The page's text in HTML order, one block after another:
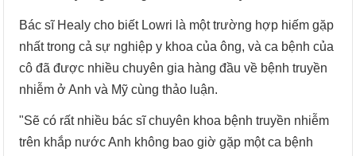
Bác sĩ Healy cho biết Lowri là một trường hợp hiếm gặp
nhất trong cả sự nghiệp y khoa của ông, và ca bệnh của
cô đã được nhiều chuyên gia hàng đầu về bệnh truyền
nhiễm ở Anh và Mỹ cùng thảo luận.
"Sẽ có rất nhiều bác sĩ chuyên khoa bệnh truyền nhiễm
trên khắp nước Anh không bao giờ gặp một ca bệnh